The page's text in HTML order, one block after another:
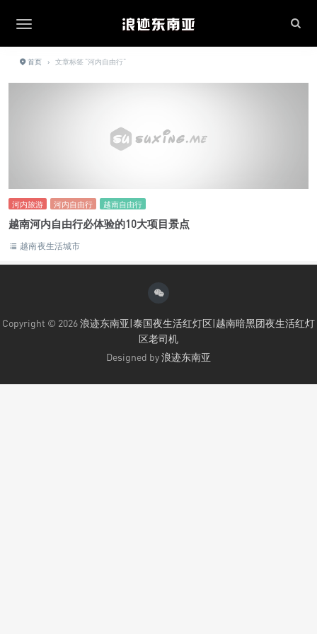
首页 › 文章标签 "河内自由行"
河内旅游 河内自由行 越南自由行
越南河内自由行必体验的10大项目景点
越南夜生活城市
Copyright © 2026浪迹东南亚|泰国夜生活红灯区|越南暗黑团夜生活红灯
区老司机
Designed by浪迹东南亚